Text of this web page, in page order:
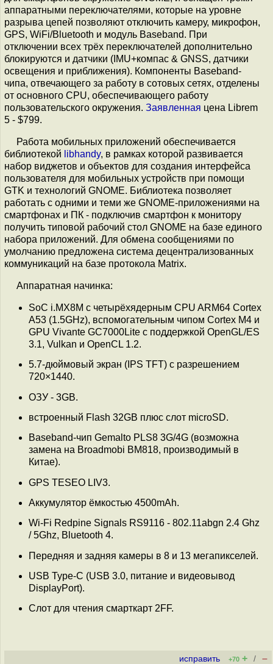
аппаратными переключателями, которые на уровне
разрыва цепей позволяют отключить камеру, микрофон,
GPS, WiFi/Bluetooth и модуль Baseband. При
отключении всех трёх переключателей дополнительно
блокируются и датчики (IMU+компас & GNSS, датчики
освещения и приближения). Компоненты Baseband-
чипа, отвечающего за работу в сотовых сетях, отделены
от основного CPU, обеспечивающего работу
пользовательского окружения. Заявленная цена Librem
5 - $799.
Работа мобильных приложений обеспечивается
библиотекой libhandy, в рамках которой развивается
набор виджетов и объектов для создания интерфейса
пользователя для мобильных устройств при помощи
GTK и технологий GNOME. Библиотека позволяет
работать с одними и теми же GNOME-приложениями на
смартфонах и ПК - подключив смартфон к монитору
получить типовой рабочий стол GNOME на базе единого
набора приложений. Для обмена сообщениями по
умолчанию предложена система децентрализованных
коммуникаций на базе протокола Matrix.
Аппаратная начинка:
SoC i.MX8M c четырёхядерным CPU ARM64 Cortex
A53 (1.5GHz), вспомогательным чипом Cortex M4 и
GPU Vivante GC7000Lite c поддержкой OpenGL/ES
3.1, Vulkan и OpenCL 1.2.
5.7-дюймовый экран (IPS TFT) с разрешением
720×1440.
ОЗУ - 3GB.
встроенный Flash 32GB плюс слот microSD.
Baseband-чип Gemalto PLS8 3G/4G (возможна
замена на Broadmobi BM818, производимый в
Китае).
GPS TESEO LIV3.
Аккумулятор ёмкостью 4500mAh.
Wi-Fi Redpine Signals RS9116 - 802.11abgn 2.4 Ghz
/ 5Ghz, Bluetooth 4.
Передняя и задняя камеры в 8 и 13 мегапикселей.
USB Type-C (USB 3.0, питание и видеовывод
DisplayPort).
Слот для чтения смарткарт 2FF.
исправить +70 + / –